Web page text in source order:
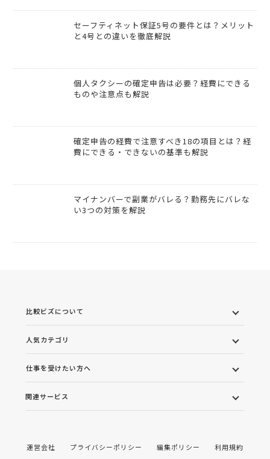
セーフティネット保証5号の要件とは？メリット
と4号との違いを徹底解説
個人タクシーの確定申告は必要？経費にできる
ものや注意点も解説
確定申告の経費で注意すべき18の項目とは？経
費にできる・できないの基準も解説
マイナンバーで副業がバレる？勤務先にバレな
い3つの対策を解説
比較ビズについて
人気カテゴリ
仕事を受けたい方へ
関連サービス
運営会社 プライバシーポリシー 編集ポリシー 利用規約